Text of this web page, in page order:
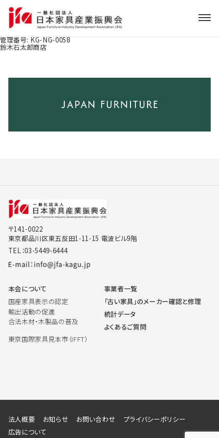
管理番号: KG-NG-0058
鈴木石太郎商店
〒141-0022
東京都品川区東五反田1-11-15 電波ビル9階
TEL：03-5449-6444
本会について
国産家具表示の認定
輸出活動の促進
合法木材・木製品の普及
東京国際家具見本市（IFFT）
事業者一覧
「古い家具」のメーカー確認と修理
統計データ
よくあるご質問
法人概要 お知らせ お問い合わせ
プライバシーポリシー
広告について